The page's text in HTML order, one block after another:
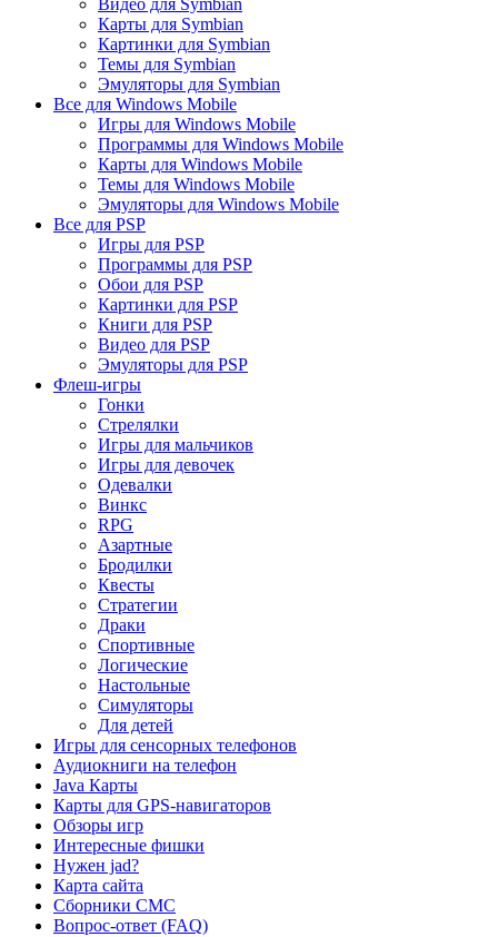
Видео для Symbian
Карты для Symbian
Картинки для Symbian
Темы для Symbian
Эмуляторы для Symbian
Все для Windows Mobile
Игры для Windows Mobile
Программы для Windows Mobile
Карты для Windows Mobile
Темы для Windows Mobile
Эмуляторы для Windows Mobile
Все для PSP
Игры для PSP
Программы для PSP
Обои для PSP
Картинки для PSP
Книги для PSP
Видео для PSP
Эмуляторы для PSP
Флеш-игры
Гонки
Стрелялки
Игры для мальчиков
Игры для девочек
Одевалки
Винкс
RPG
Азартные
Бродилки
Квесты
Стратегии
Драки
Спортивные
Логические
Настольные
Симуляторы
Для детей
Игры для сенсорных телефонов
Аудиокниги на телефон
Java Карты
Карты для GPS-навигаторов
Обзоры игр
Интересные фишки
Нужен jad?
Карта сайта
Сборники СМС
Вопрос-ответ (FAQ)